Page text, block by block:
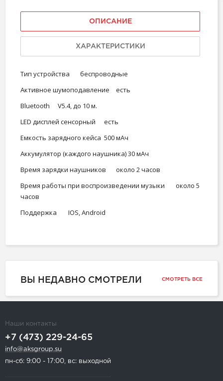
ОПИСАНИЕ
ХАРАКТЕРИСТИКИ
Тип устройства
беспроводные
Активное шумоподавление
есть
Вluetooth
V5.4, до 10 м.
LED дисплей сенсорный
есть
Емкость зарядного кейса 500 мАч
Аккумулятор (каждого наушника)30 мАч
Время зарядки наушников
около 2 часов
Время работы при воспроизведении музыки
около 5
часов
Поддержка
IOS, Android
ВЫ НЕДАВНО СМОТРЕЛИ СМОТРЕТЬ ВСЕ
Наши контакты
+7 (473) 229-24-65
info@aksgroup.su
пн-сб: 9:00 - 17:00, вс: выходной